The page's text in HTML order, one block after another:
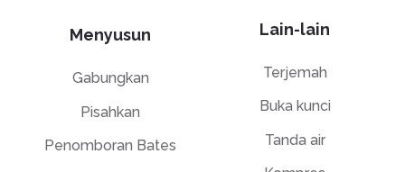
Menyusun
Gabungkan
Pisahkan
Penomboran Bates
Lain-lain
Terjemah
Buka kunci
Tanda air